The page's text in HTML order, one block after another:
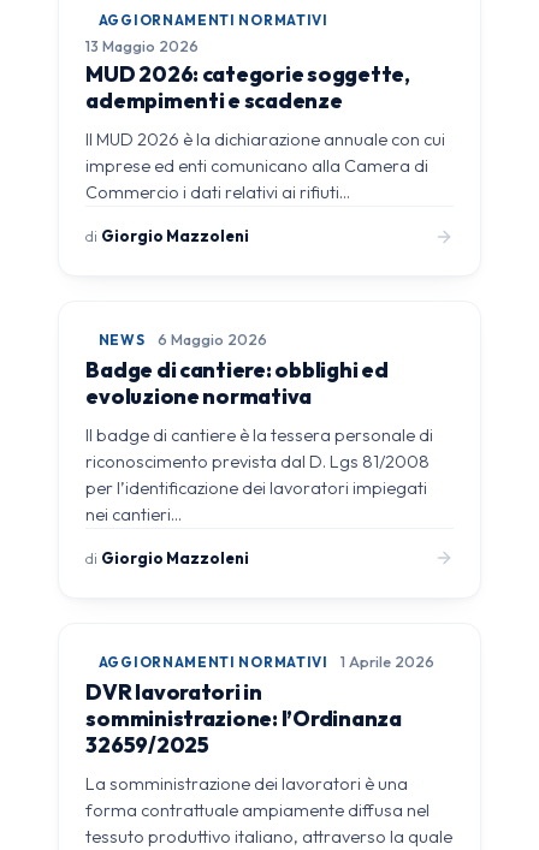
AGGIORNAMENTI NORMATIVI
13 Maggio 2026
MUD 2026: categorie soggette,
adempimenti e scadenze
Il MUD 2026 è la dichiarazione annuale con cui
imprese ed enti comunicano alla Camera di
Commercio i dati relativi ai rifiuti…
di Giorgio Mazzoleni
NEWS 6 Maggio 2026
Badge di cantiere: obblighi ed
evoluzione normativa
Il badge di cantiere è la tessera personale di
riconoscimento prevista dal D. Lgs 81/2008
per l’identificazione dei lavoratori impiegati
nei cantieri…
di Giorgio Mazzoleni
AGGIORNAMENTI NORMATIVI 1 Aprile 2026
DVR lavoratori in
somministrazione: l’Ordinanza
32659/2025
La somministrazione dei lavoratori è una
forma contrattuale ampiamente diffusa nel
tessuto produttivo italiano, attraverso la quale